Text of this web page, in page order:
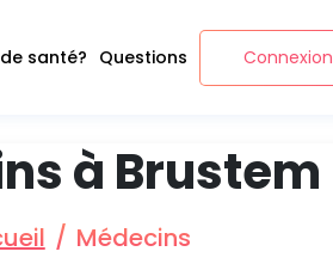
santé? Questions Connexion
à Brustem
Médecins